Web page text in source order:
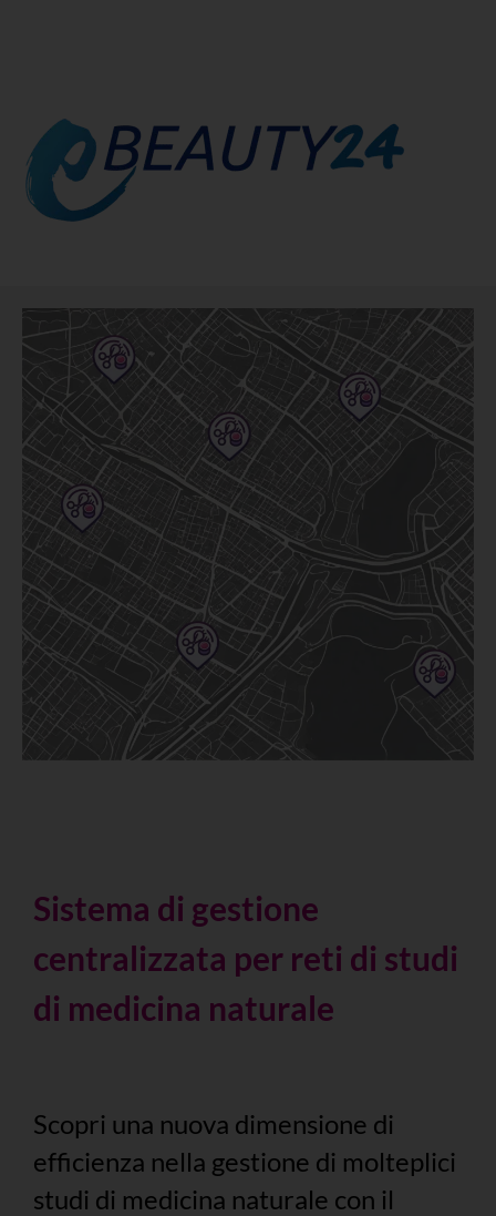
Sistema di gestione
centralizzata per reti di studi
di medicina naturale
Scopri una nuova dimensione di
efficienza nella gestione di molteplici
studi di medicina naturale con il